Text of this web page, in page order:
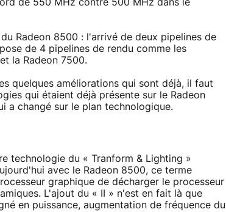
de 550 MHz contre 500 MHz dans le
Radeon 8500 : l'arrivé de deux pipelines de
de 4 pipelines de rendu comme les
la Radeon 7500.
quelques améliorations qui sont déjà, il faut
qui étaient déjà présente sur le Radeon
a changé sur le plan technologique.
technologie du « Tranform & Lighting »
avec le Radeon 8500, ce terme
graphique de décharger le processeur
L'ajout du « II » n'est en fait là que
en puissance, augmentation de fréquence du